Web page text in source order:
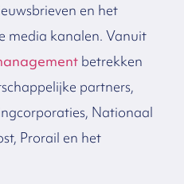
en het
media kanalen. Vanuit
betrekken
partners,
Nationaal
Prorail en het